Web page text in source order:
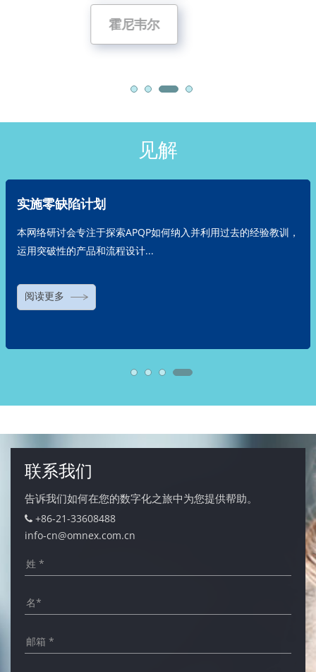
霍尼韦尔
见解
实施零缺陷计划
本网络研讨会专注于探索APQP如何纳入并利用过去的经验教训，
运用突破性的产品和流程设计...
阅读更多
联系我们
告诉我们如何在您的数字化之旅中为您提供帮助。
+86-21-33608488
info-cn@omnex.com.cn